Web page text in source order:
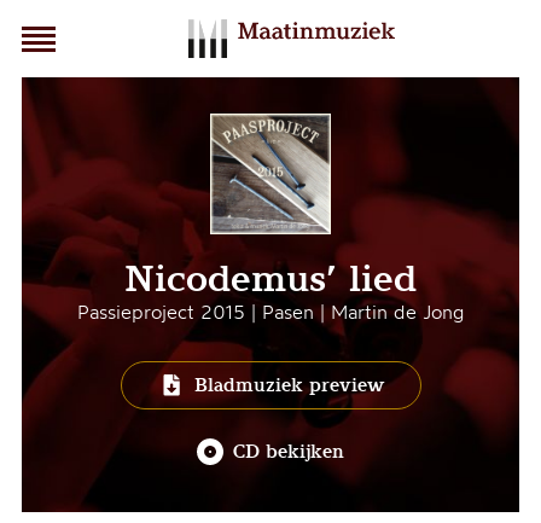
Nicodemus’ lied
Passieproject 2015 | Pasen | Martin de Jong
Bladmuziek preview
CD bekijken